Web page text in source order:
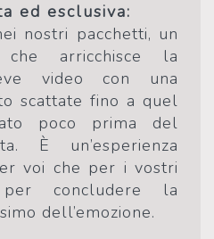
ed esclusiva:
nostri pacchetti, un
arricchisce la
video con una
scattate fino a quel
poco prima del
È un’esperienza
voi che per i vostri
concludere la
dell’emozione.